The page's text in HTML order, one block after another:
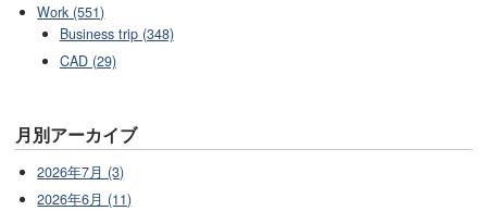
Work (551)
Business trip (348)
CAD (29)
月別アーカイブ
2026年7月 (3)
2026年6月 (11)